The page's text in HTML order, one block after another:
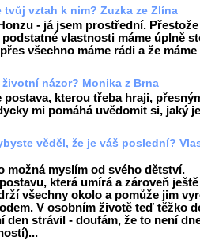
tvůj vztah k nim? Zuzka ze Zlína
- já jsem prostřední.
vlastnosti máme úplně
všechno máme rádi a že
názor? Monika z Brna
postava, kterou třeba hraji,
mi pomáhá uvědomit si, jaký je
věděl, že je váš poslední?
možná myslím od svého dětství.
která umírá a zároveň ještě
všechny okolo a pomůže jim
V osobním životě teď těžko
den strávil - doufám, že to není